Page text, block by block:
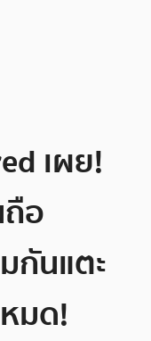
เผย!
อ
กันแตะ
มด!